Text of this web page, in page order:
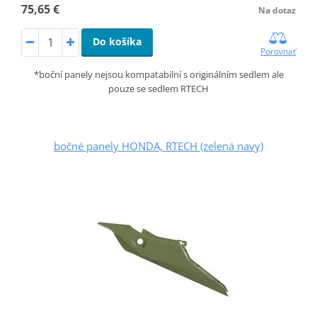
75,65 € Na dotaz
Do košíka
Porovnať
*boční panely nejsou kompatabilní s originálním sedlem ale
pouze se sedlem RTECH
bočné panely HONDA, RTECH (zelená navy)